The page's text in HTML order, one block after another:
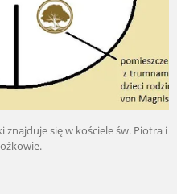
się w kościele św. Piotra i